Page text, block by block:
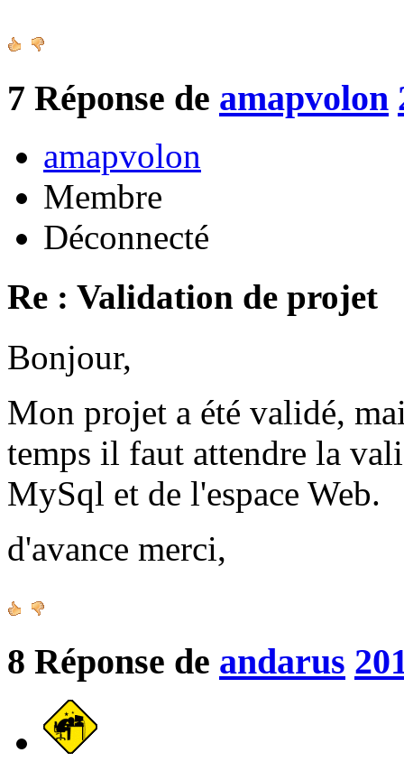
7 Réponse de amapvolon
amapvolon
Membre
Déconnecté
Re : Validation de projet
Bonjour,
Mon projet a été validé,
temps il faut attendre la
MySql et de l'espace Web.
d'avance merci,
8 Réponse de andarus